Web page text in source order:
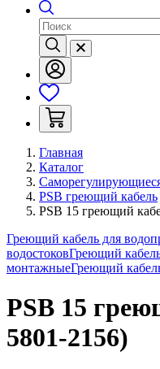
Главная
Каталог
PSB греющий кабель
PSB 15 греющий
Греющий кабель для
водостоковГреющий
монтажныеГреющий
PSB 15
5801-2156)